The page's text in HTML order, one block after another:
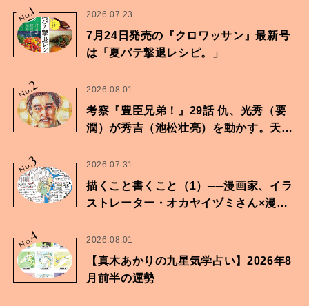
No.
1 2026.07.23
7月24日発売の『クロワッサン』最新号
は「夏バテ撃退レシピ。」
No.2 2026.08.01
考察『豊臣兄弟！』29話 仇、光秀（要
潤）が秀吉（池松壮亮）を動かす。天下
No.3 2026.07.31
描くこと書くこと（1）──漫画家、イラ
ストレーター・オカヤイヅミさん×漫画
No.4 2026.08.01
【真木あかりの九星気学占い】2026年8
月前半の運勢